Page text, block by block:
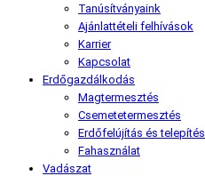
Tanúsítványaink
Ajánlattételi felhívások
Karrier
Kapcsolat
Erdőgazdálkodás
Magtermesztés
Csemetetermesztés
Erdőfelújítás és telepítés
Fahasználat
Vadászat